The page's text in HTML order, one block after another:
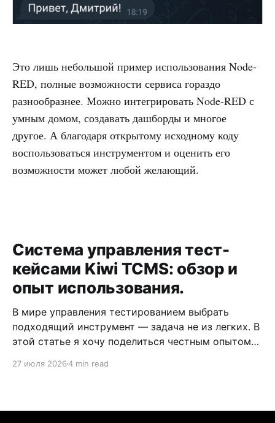
Это лишь небольшой пример использования Node-
RED, полные возможности сервиса гораздо
разнообразнее. Можно интегрировать Node-RED с
умным домом, создавать дашборды и многое
другое. А благодаря открытому исходному коду
воспользоваться инструментом и оценить его
возможности может любой желающий.
Система управления тест-
кейсами Kiwi TCMS: обзор и
опыт использования.
В мире управления тестированием выбрать
подходящий инструмент — задача не из легких. В
этой статье я хочу поделиться честным опытом
27 июля 20264 min read